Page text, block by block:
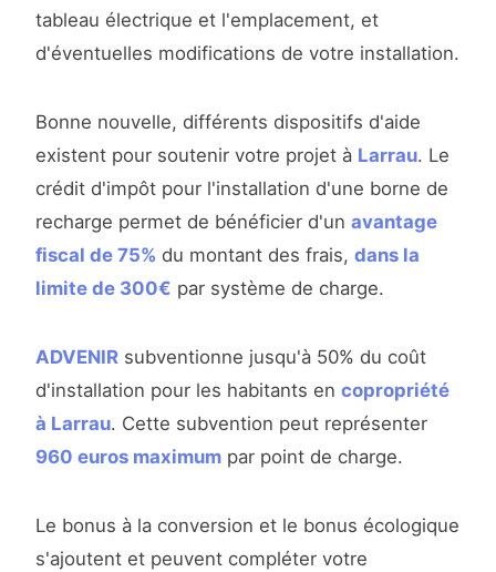
tableau électrique et l'emplacement, et
d'éventuelles modifications de votre installation.
Bonne nouvelle, différents dispositifs d'aide
existent pour soutenir votre projet à Larrau. Le
crédit d'impôt pour l'installation d'une borne de
recharge permet de bénéficier d'un avantage
fiscal de 75% du montant des frais, dans la
limite de 300€ par système de charge.
ADVENIR subventionne jusqu'à 50% du coût
d'installation pour les habitants en copropriété
à Larrau. Cette subvention peut représenter
960 euros maximum par point de charge.
Le bonus à la conversion et le bonus écologique
s'ajoutent et peuvent compléter votre